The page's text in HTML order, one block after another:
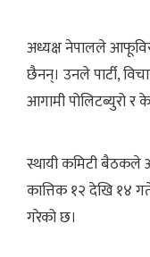
अध्यक्ष नेपालले
छैनन्। उनले पार्टी,
आगामी पोलिटब्युरो र
स्थायी कमिटी बैठकले
कात्तिक १२ देखि १४
गरेको छ।